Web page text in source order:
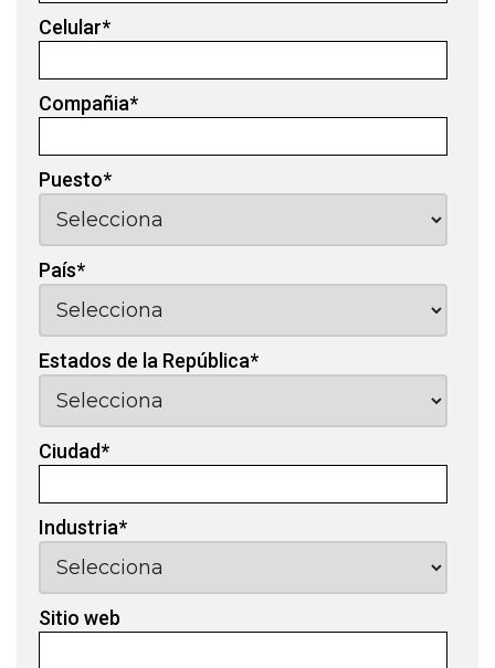
Celular*
Compañia*
Puesto*
País*
Estados de la República*
Ciudad*
Industria*
Sitio web